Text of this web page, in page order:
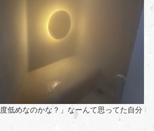
度低めなのかな？」なーんて思ってた自分